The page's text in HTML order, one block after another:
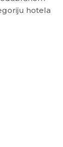
hotela